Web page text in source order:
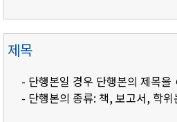
제목
- 단행본일 경우 단행본의 제목을
- 단행본의 종류: 책, 보고서, 학위